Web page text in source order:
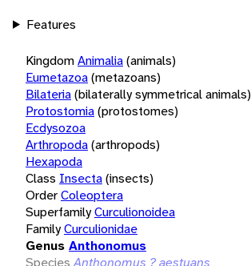
Features
KingdomAnimalia(animals)
Eumetazoa(metazoans)
Bilateria(bilaterally symmetrical animals)
Protostomia(protostomes)
Ecdysozoa
Arthropoda(arthropods)
Hexapoda
Class Insecta(insects)
OrderColeoptera
SuperfamilyCurculionoidea
FamilyCurculionidae
Genus Anthonomus
Species Anthonomus ? aestuans